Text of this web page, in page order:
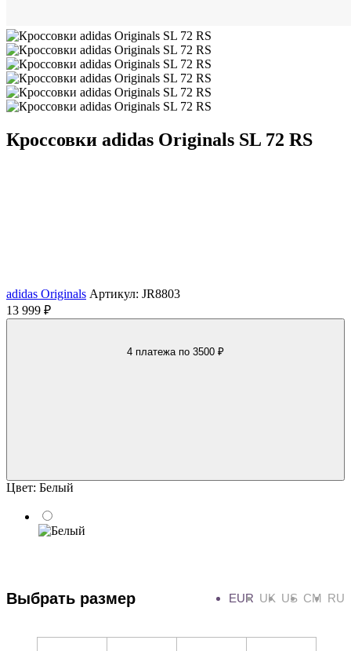
Кроссовки adidas Originals SL 72 RS
adidas Originals Артикул: JR8803
13 999 ₽
4 платежа по 3500 ₽
Цвет: Белый
Выбрать размер EUR UK US CM RU